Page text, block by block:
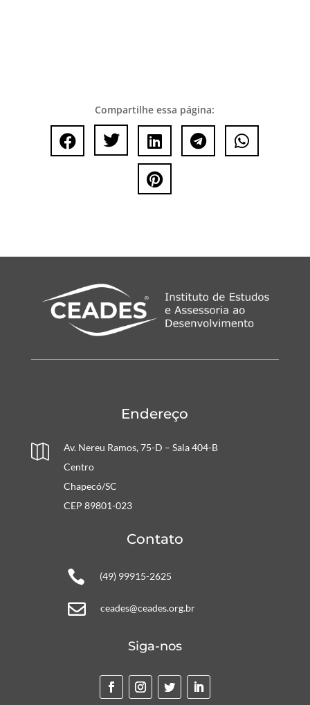
Compartilhe essa página:
    

Endereço

Av. Nereu Ramos, 75-D – Sala 404-B
Centro
Chapecó/SC
CEP 89801-023
Contato
 (49) 99915-2625
 ceades@ceades.org.br
Siga-nos